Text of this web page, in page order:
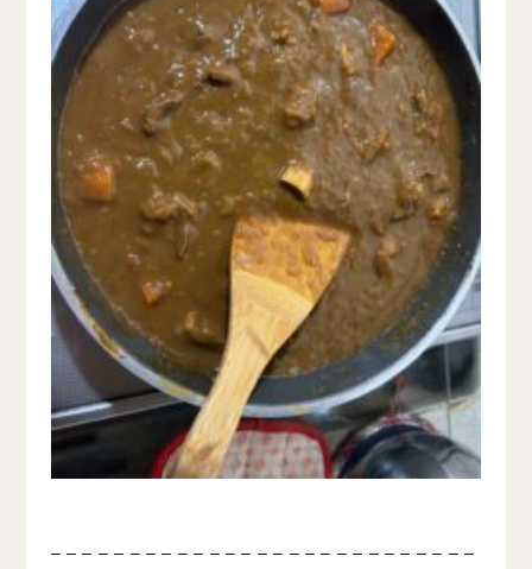
– – – – – – – – – – – – – – – – – – – – – – – – – – –